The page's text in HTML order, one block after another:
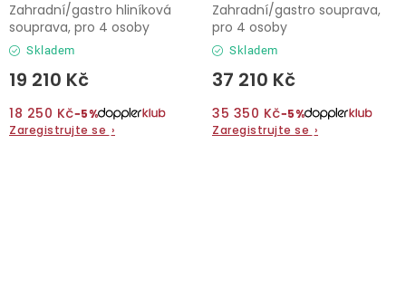
Skladem
19 210 Kč
18 250 Kč−5%
Zaregistrujte se ›
Zahradní/gastro hliníková
souprava, pro 4 osoby
Skladem
37 210 Kč
35 350 Kč−5%
Zaregistrujte se ›
Zahradní/gastro souprava,
pro 4 osoby